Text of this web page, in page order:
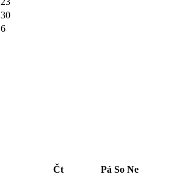
30
6
Čt Pá So Ne